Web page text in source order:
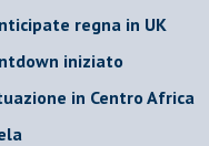
regna in UK
iniziato
in Centro Africa